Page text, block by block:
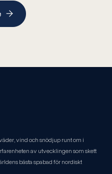
vind och snödjup runt om i
av utvecklingen som skett
bästa spabad för nordiskt